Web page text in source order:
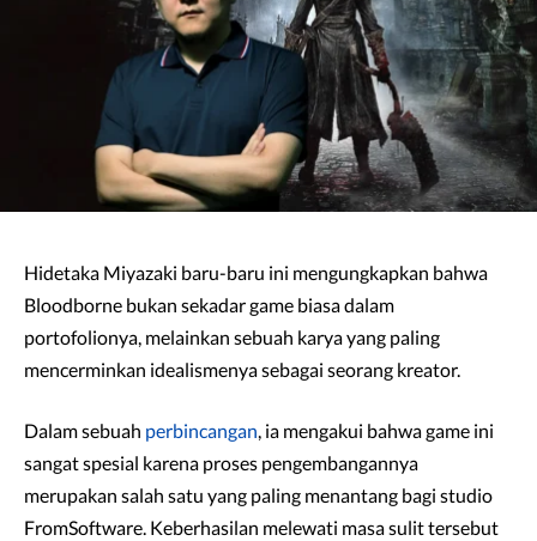
Hidetaka Miyazaki baru-baru ini mengungkapkan bahwa
Bloodborne bukan sekadar game biasa dalam
portofolionya, melainkan sebuah karya yang paling
mencerminkan idealismenya sebagai seorang kreator.
Dalam sebuah perbincangan, ia mengakui bahwa game ini
sangat spesial karena proses pengembangannya
merupakan salah satu yang paling menantang bagi studio
FromSoftware. Keberhasilan melewati masa sulit tersebut